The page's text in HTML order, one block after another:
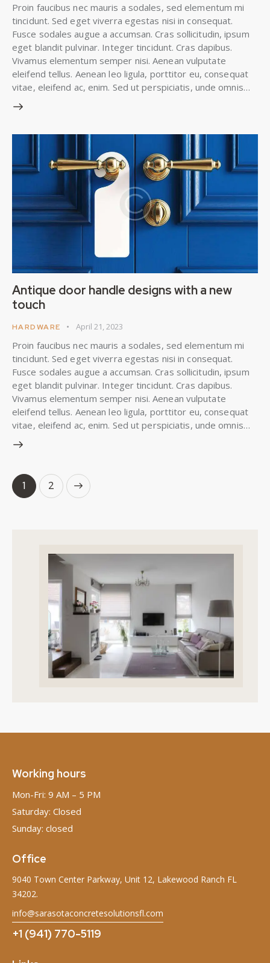
Proin faucibus nec mauris a sodales, sed elementum mi
tincidunt. Sed eget viverra egestas nisi in consequat.
Fusce sodales augue a accumsan. Cras sollicitudin, ipsum
eget blandit pulvinar. Integer tincidunt. Cras dapibus.
Vivamus elementum semper nisi. Aenean vulputate
eleifend tellus. Aenean leo ligula, porttitor eu, consequat
vitae, eleifend ac, enim. Sed ut perspiciatis, unde omnis…
Antique door handle designs with a new
touch
HARDWARE April 21, 2023
Proin faucibus nec mauris a sodales, sed elementum mi
tincidunt. Sed eget viverra egestas nisi in consequat.
Fusce sodales augue a accumsan. Cras sollicitudin, ipsum
eget blandit pulvinar. Integer tincidunt. Cras dapibus.
Vivamus elementum semper nisi. Aenean vulputate
eleifend tellus. Aenean leo ligula, porttitor eu, consequat
vitae, eleifend ac, enim. Sed ut perspiciatis, unde omnis…
1 2
Working hours
Mon-Fri: 9 AM – 5 PM
Saturday: Closed
Sunday: closed
Office
9040 Town Center Parkway, Unit 12, Lakewood Ranch FL
34202.
info@sarasotaconcretesolutionsfl.com
+1 (941) 770-5119